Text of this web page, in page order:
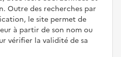
Outre des recherches par
le site permet de
à partir de son nom ou
vérifier la validité de sa